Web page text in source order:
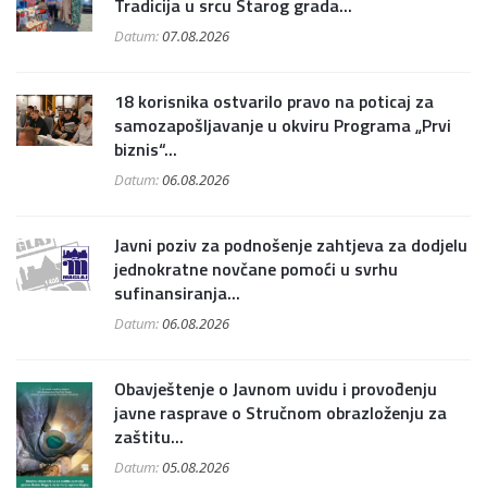
Tradicija u srcu Starog grada...
Datum:07.08.2026
18 korisnika ostvarilo pravo na poticaj za
samozapošljavanje u okviru Programa „Prvi
biznis“...
Datum:06.08.2026
Javni poziv za podnošenje zahtjeva za dodjelu
jednokratne novčane pomoći u svrhu
sufinansiranja...
Datum:06.08.2026
Obavještenje o Javnom uvidu i provođenju
javne rasprave o Stručnom obrazloženju za
zaštitu...
Datum:05.08.2026